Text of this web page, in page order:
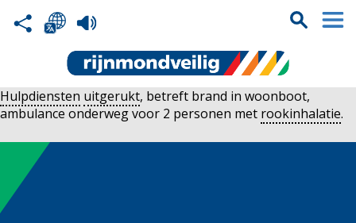
Hulpdiensten uitgerukt, betreft brand in woonboot,
ambulance onderweg voor 2 personen met rookinhalatie.